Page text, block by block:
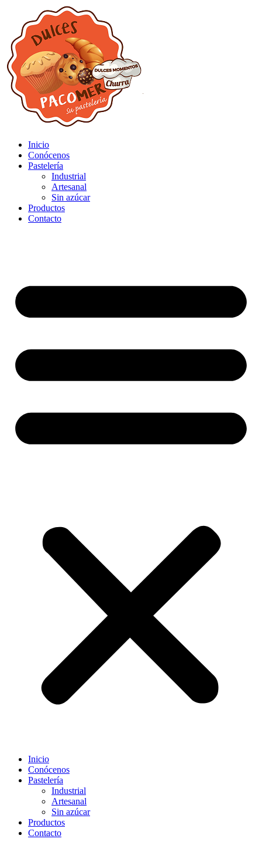
Inicio
Conócenos
Pastelería
Industrial
Artesanal
Sin azúcar
Productos
Contacto
Inicio
Conócenos
Pastelería
Industrial
Artesanal
Sin azúcar
Productos
Contacto